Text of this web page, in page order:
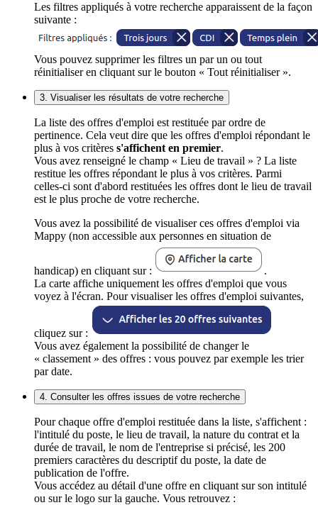
Les filtres appliqués à votre recherche apparaissent de la façon
suivante :
Vous pouvez supprimer les filtres un par un ou tout
réinitialiser en cliquant sur le bouton « Tout réinitialiser ».
3. Visualiser les résultats de votre recherche
La liste des offres d'emploi est restituée par ordre de
pertinence. Cela veut dire que les offres d'emploi répondant le
plus à vos critères s'affichent en premier.
Vous avez renseigné le champ « Lieu de travail » ? La liste
restitue les offres répondant le plus à vos critères. Parmi
celles-ci sont d'abord restituées les offres dont le lieu de travail
est le plus proche de votre recherche.
Vous avez la possibilité de visualiser ces offres d'emploi via
Mappy (non accessible aux personnes en situation de
handicap) en cliquant sur :
.
La carte affiche uniquement les offres d'emploi que vous
voyez à l'écran. Pour visualiser les offres d'emploi suivantes,
cliquez sur :
Vous avez également la possibilité de changer le
« classement » des offres : vous pouvez par exemple les trier
par date.
4. Consulter les offres issues de votre recherche
Pour chaque offre d'emploi restituée dans la liste, s'affichent :
l'intitulé du poste, le lieu de travail, la nature du contrat et la
durée de travail, le nom de l'entreprise si précisé, les 200
premiers caractères du descriptif du poste, la date de
publication de l'offre.
Vous accédez au détail d'une offre en cliquant sur son intitulé
ou sur le logo sur la gauche. Vous retrouvez :